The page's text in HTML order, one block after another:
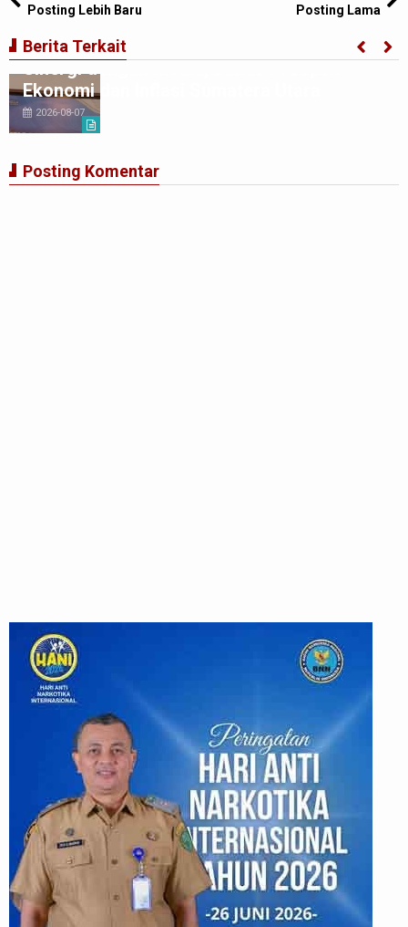
Posting Lebih Baru Posting Lama
Berita Terkait
BI Perwakilan Sumatera Utara Perkuat
Sinergi dengan Media, Bahas Prospek
Ekonomi dan Inflasi Sumatera Utara
2026-08-07
Posting Komentar